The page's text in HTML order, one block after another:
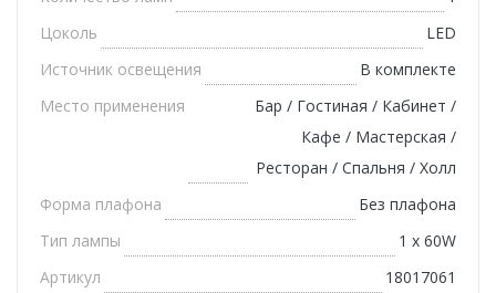
Цоколь
LED
Источник освещения
В комплекте
Место применения
Бар / Гостиная / Кабинет /
Кафе / Мастерская /
Ресторан / Спальня / Холл
Форма плафона
Без плафона
Тип лампы
1 x 60W
Артикул
18017061